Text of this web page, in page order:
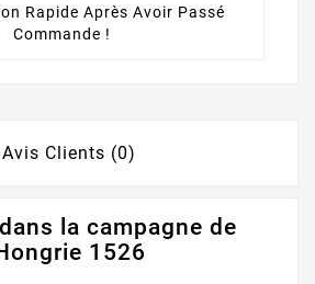
Rapide Après Avoir Passé
Commande !
Avis Clients (0)
la campagne de
1526